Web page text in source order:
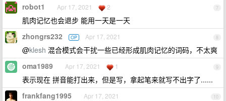
7
robot1 Apr 17, 2021 2
肌肉记忆也会退步 能用一天是一天
8
zhongrs232 OP Apr 17, 2021
@klesh 混合模式会干扰一些已经形成肌肉记忆的词码，不太爽
9
oma1989 Apr 17, 2021 1
表示现在 拼音能打出来，但是写，拿起笔来就写不出字了......
10
frankfang1995 Apr 17, 2021